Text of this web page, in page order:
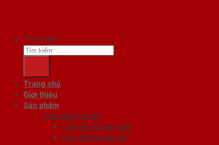
Tìm kiếm:
Trang chủ
Giới thiệu
Sản phẩm
Cửa chống cháy
Cửa gỗ chống cháy
Cửa nhôm vân gỗ